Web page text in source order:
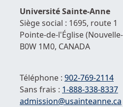
UniversitéSainte-Anne
Siège social : 1695, route 1
Pointe-de-l'Église
B0W 1M0, CANADA
Téléphone : 902-769-2114
Sans frais : 1-888-338-8337
Courriel :
admission@usainteanne.ca